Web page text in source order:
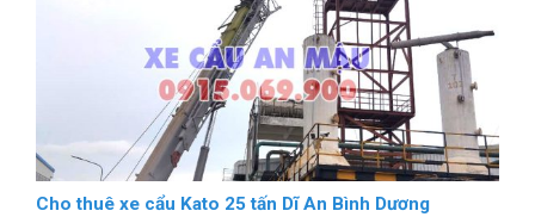
Cho thuê xe cẩu Kato 25 tấn Dĩ An Bình Dương